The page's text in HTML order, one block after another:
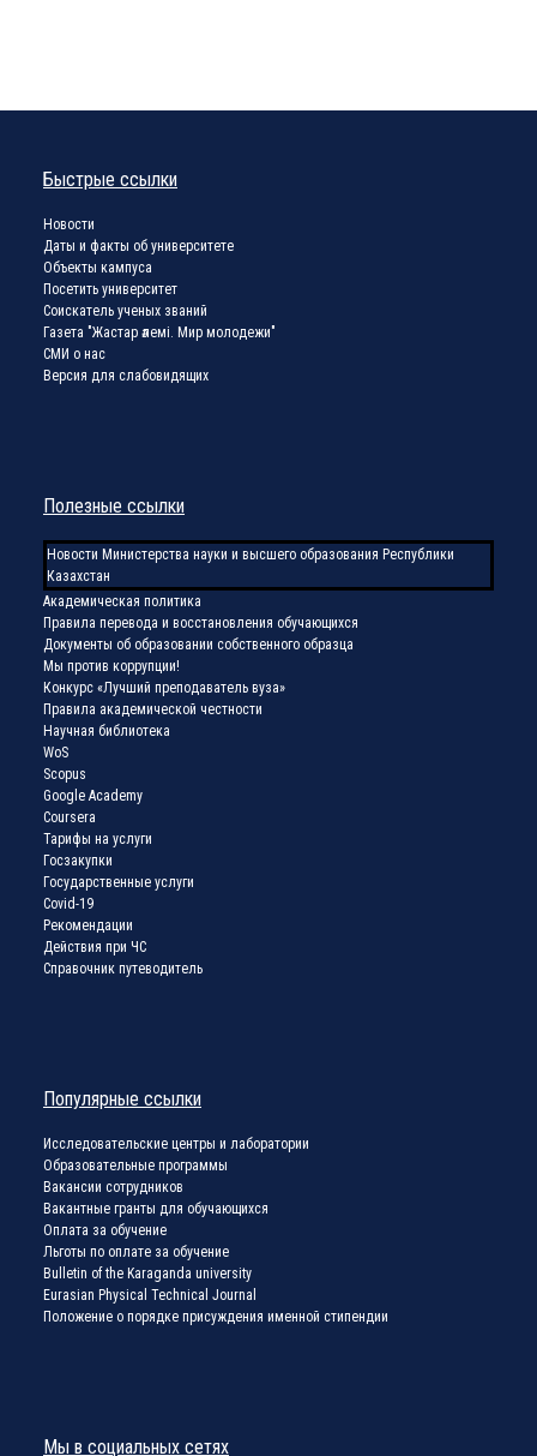
Быстрые ссылки
Новости
Даты и факты об университете
Объекты кампуса
Посетить университет
Соискатель ученых званий
Газета "Жастар әлемі. Мир молодежи"
СМИ о нас
Версия для слабовидящих
Полезные ссылки
Новости Министерства науки и высшего образования Республики
Казахстан
Академическая политика
Правила перевода и восстановления обучающихся
Документы об образовании собственного образца
Мы против коррупции!
Конкурс «Лучший преподаватель вуза»
Правила академической честности
Научная библиотека
WoS
Scopus
Google Academy
Coursera
Тарифы на услуги
Госзакупки
Государственные услуги
Covid-19
Рекомендации
Действия при ЧС
Справочник путеводитель
Популярные ссылки
Исследовательские центры и лаборатории
Образовательные программы
Вакансии сотрудников
Вакантные гранты для обучающихся
Оплата за обучение
Льготы по оплате за обучение
Bulletin of the Karaganda university
Eurasian Physical Technical Journal
Положение о порядке присуждения именной стипендии
Мы в социальных сетях